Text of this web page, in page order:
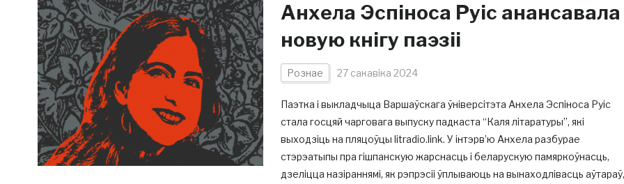
Анхела Эспіноса Руіс анансавала
новую кнігу паэзіі
Рознае 27 сакавіка 2024
Паэтка і выкладчыца Варшаўскага ўніверсітэта Анхела Эспіноса Руіс
стала госцяй чарговага выпуску падкаста “Каля літаратуры”, які
выходзіць на пляцоўцы litradio.link. У інтэрв’ю Анхела разбурае
стэрэатыпы пра гішпанскую жарснасць і беларускую памяркоўнасць,
дзеліцца назіраннямі, як рэпрэсіі ўплываюць на вынаходлівасць аўтараў,